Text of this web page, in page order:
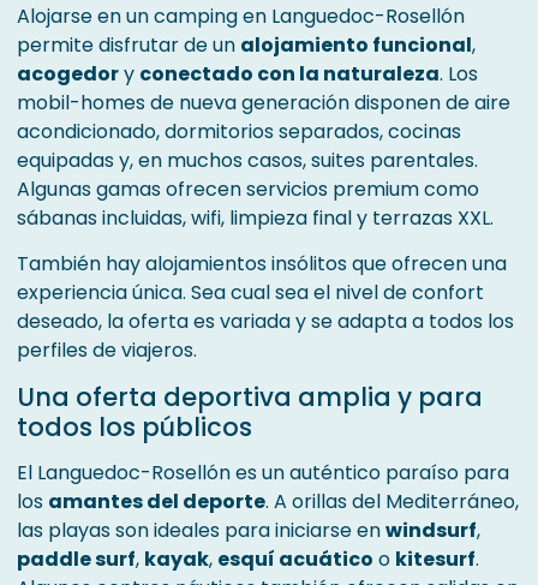
Alojarse en un camping en Languedoc-Rosellón
permite disfrutar de un alojamiento funcional,
acogedory conectado con la naturaleza. Los
mobil-homes de nueva generación disponen de aire
acondicionado, dormitorios separados, cocinas
equipadas y, en muchos casos, suites parentales.
Algunas gamas ofrecen servicios premium como
sábanas incluidas, wifi, limpieza final y terrazas XXL.
También hay alojamientos insólitos que ofrecen una
experiencia única. Sea cual sea el nivel de confort
deseado, la oferta es variada y se adapta a todos los
perfiles de viajeros.
Una oferta deportiva amplia y para
todos los públicos
El Languedoc-Rosellón es un auténtico paraíso para
los amantes del deporte. A orillas del Mediterráneo,
las playas son ideales para iniciarse enwindsurf,
paddle surf, kayak, esquí acuático o kitesurf.